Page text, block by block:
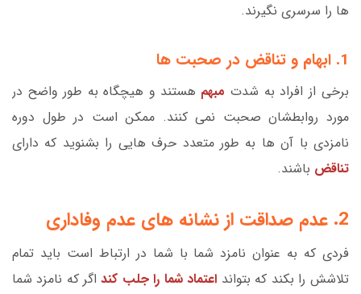
ها را سرسری نگیرند.
1. ابهام و تناقض در صحبت ها
برخی از افراد به شدت مبهم هستند و هیچگاه به طور واضح در
مورد روابطشان صحبت نمی کنند. ممکن است در طول دوره
نامزدی با آن ها به طور متعدد حرف هایی را بشنوید که دارای
تناقض باشند.
2. عدم صداقت از نشانه های عدم وفاداری
فردی که به عنوان نامزد شما با شما در ارتباط است باید تمام
تلاشش را بکند که بتواند اعتماد شما را جلب کند اگر که نامزد شما